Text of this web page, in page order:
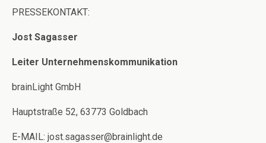
PRESSEKONTAKT:
Jost Sagasser
Leiter Unternehmenskommunikation
brainLight GmbH
Hauptstraße 52, 63773 Goldbach
E-MAIL: jost.sagasser@brainlight.de